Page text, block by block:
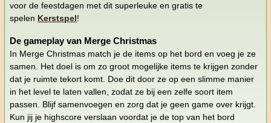
voor de feestdagen met dit superleuke en gratis te
spelen Kerstspel!
De gameplay van Merge Christmas
In Merge Christmas match je de items op het bord en voeg je ze
samen. Het doel is om zo groot mogelijke items te krijgen zonder
dat je ruimte tekort komt. Doe dit door ze op een slimme manier
in het level te laten vallen, zodat ze bij een zelfe soort item
passen. Blijf samenvoegen en zorg dat je geen game over krijgt.
Kun jij je highscore verslaan voordat je de top van het bord